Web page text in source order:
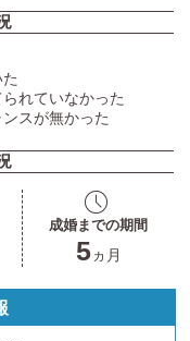
れていなかった
スが無かった
成婚までの期間
5ヵ月